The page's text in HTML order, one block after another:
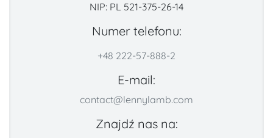
NIP: PL 521-375-26-14
Numer telefonu:
+48 222-57-888-2
E-mail:
contact@lennylamb.com
Znajdź nas na: